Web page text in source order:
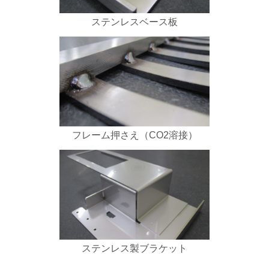
ステンレスベース板
フレーム押さえ（CO2溶接）
ステンレス製ブラケット